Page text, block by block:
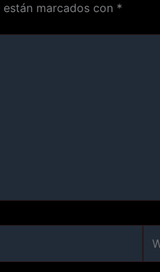
marcados con *